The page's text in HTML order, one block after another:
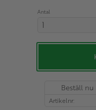
Antal
Beställ nu
Artikelnr